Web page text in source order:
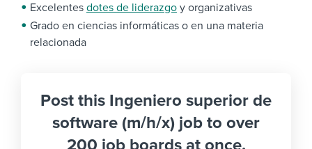
Excelentes dotes de liderazgo y organizativas
Grado en ciencias informáticas o en una materia
relacionada
Post this Ingeniero superior de
software (m/h/x) job to over